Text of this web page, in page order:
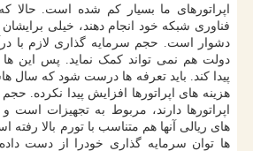
اپراتورهای ما بسیار کم شده است. حالا
فناوری شبکه خود انجام دهند، خیلی
دشوار است. حجم سرمایه گذاری لازم با
دولت هم نمی تواند کمک نماید. پس این ها
پیدا کند. باید تعرفه ها درست شود که سال
هزینه های اپراتورها افزایش پیدا نکرده.
اپراتورها دارند، مربوط به تجهیزات است
های ریالی آنها هم متناسب با تورم بالا
ها توان سرمایه گذاری خودرا از دست داده